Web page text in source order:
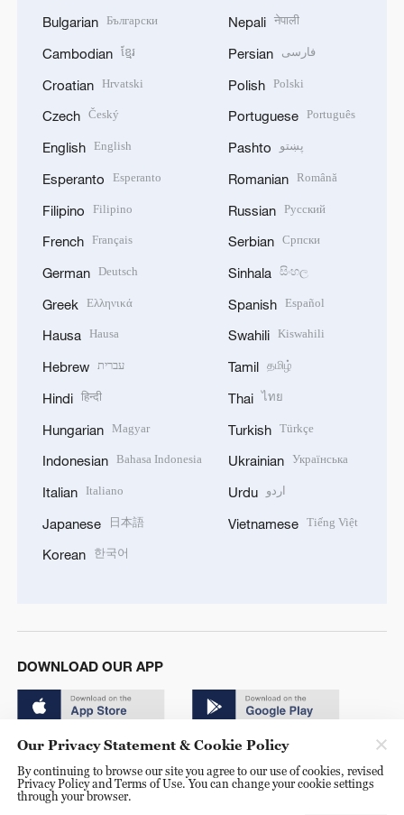
Bulgarian Български
Cambodian ខ្មែរ
Croatian Hrvatski
Czech Český
English English
Esperanto Esperanto
Filipino Filipino
French Français
German Deutsch
Greek Ελληνικά
Hausa Hausa
Hebrew עברית
Hindi हिन्दी
Hungarian Magyar
Indonesian Bahasa Indonesia
Italian Italiano
Japanese 日本語
Korean 한국어
Nepali नेपाली
Persian فارسی
Polish Polski
Portuguese Português
Pashto پښتو
Romanian Română
Russian Русский
Serbian Српски
Sinhala සිංහල
Spanish Español
Swahili Kiswahili
Tamil தமிழ்
Thai ไทย
Turkish Türkçe
Ukrainian Українська
Urdu اردو
Vietnamese Tiếng Việt
DOWNLOAD OUR APP
© China Radio International.CRI. All Rights Reserved. 16A
Our Privacy Statement & Cookie Policy
By continuing to browse our site you agree to our use of cookies, revised
Privacy Policy and Terms of Use. You can change your cookie settings
through your browser.